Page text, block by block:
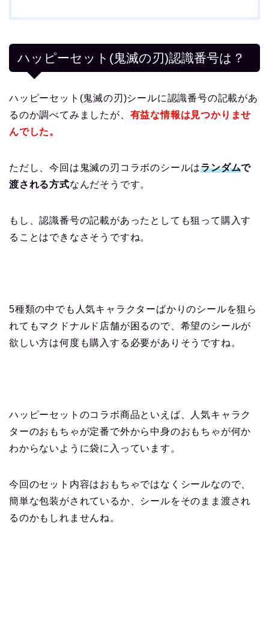
ハッピーセット(鬼滅の刃)認識番号は？
ハッピーセット(鬼滅の刃)シールに認識番号の記載があ
るのか調べてみましたが、 有益な情報は見つかりませ
んでした。
ただし、今回は鬼滅の刃コラボのシールはランダムで
渡される方式なんだそうです。
もし、認識番号の記載があったとしても狙って購入す
ることはできなさそうですね。
5種類の中でも人気キャラクターばかりのシールを狙ら
れてもマクドナルド店舗が困るので、希望のシールが
欲しい方は何度も購入する必要がありそうですね。
ハッピーセットのコラボ商品といえば、人気キャラク
ターのおもちゃが定番で外から中身のおもちゃが何か
わからないように袋に入っています。
今回のセット内容はおもちゃではなくシールなので、
簡単な包装がされているか、シールをそのまま渡され
るのかもしれませんね。